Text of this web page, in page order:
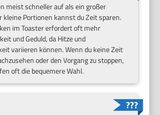
meist schneller auf als ein großer
kleine Portionen kannst du Zeit sparen.
im Toaster erfordert oft mehr
und Geduld, da Hitze und
variieren können. Wenn du keine Zeit
oder den Vorgang zu stoppen,
oft die bequemere Wahl.